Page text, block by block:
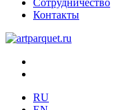
Контакты
RU